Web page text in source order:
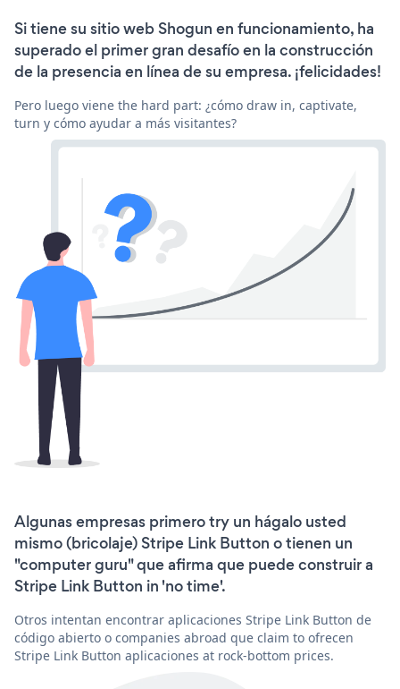
Si tiene su sitio web Shogun en funcionamiento, ha
superado el primer gran desafío en la construcción
de la presencia en línea de su empresa. ¡felicidades!
Pero luego viene the hard part: ¿cómo draw in, captivate,
turn y cómo ayudar a más visitantes?
Algunas empresas primero try un hágalo usted
mismo (bricolaje) Stripe Link Button o tienen un
"computer guru" que afirma que puede construir a
Stripe Link Button in 'no time'.
Otros intentan encontrar aplicaciones Stripe Link Button de
código abierto o companies abroad que claim to ofrecen
Stripe Link Button aplicaciones at rock-bottom prices.